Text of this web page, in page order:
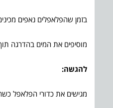
בזמן שהפלאפלים נאפים
מוסיפים את המים בהדרגה
להגשה:
מגישים את כדורי הפלאפל